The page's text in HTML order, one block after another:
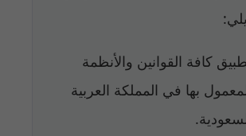
كافة القوانين والأنظمة
بها في المملكة العربية